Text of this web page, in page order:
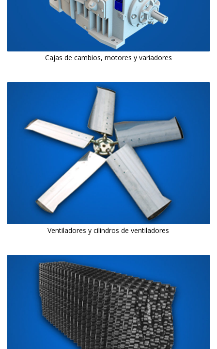
Cajas de cambios, motores y variadores
Ventiladores y cilindros de ventiladores